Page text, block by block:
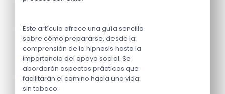
Este artículo ofrece una guía sencilla
sobre cómo prepararse, desde la
comprensión de la hipnosis hasta la
importancia del apoyo social. Se
abordarán aspectos prácticos que
facilitarán el camino hacia una vida
sin tabaco.